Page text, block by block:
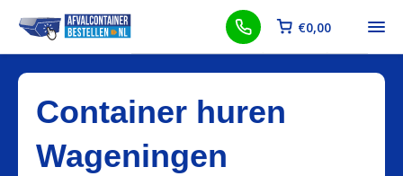
€0,00
Container huren
Wageningen